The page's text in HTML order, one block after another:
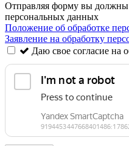
Отправляя форму вы должны
персональных данных
Положение об обработке
Заявление на обработку
Даю свое согласие на